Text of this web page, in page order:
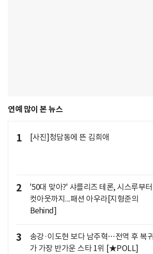
연예 많이 본 뉴스
1 [사진]청담동에 뜬 김희애
2
'50대 맞아?' 샤를리즈 테론, 시스루부터
컷아웃까지...패션 아우라[지형준의
Behind]
3
송강·이도현 보다 남주혁…전역 후 복귀
가 가장 반가운 스타 1위 [★POLL]